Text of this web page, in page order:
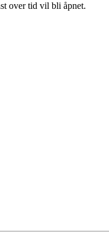
over tid vil bli åpnet.